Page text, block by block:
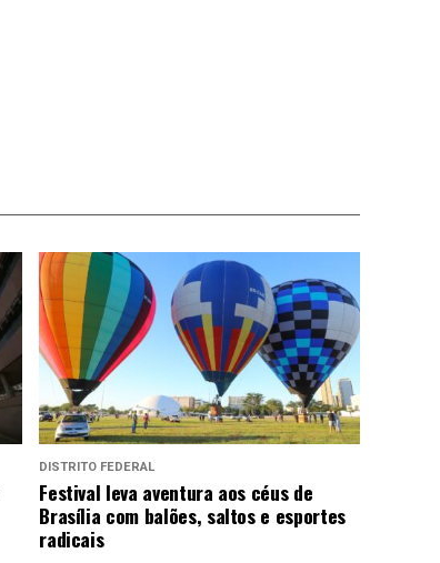
DISTRITO FEDERAL
Festival leva aventura aos céus de
Brasília com balões, saltos e esportes
radicais